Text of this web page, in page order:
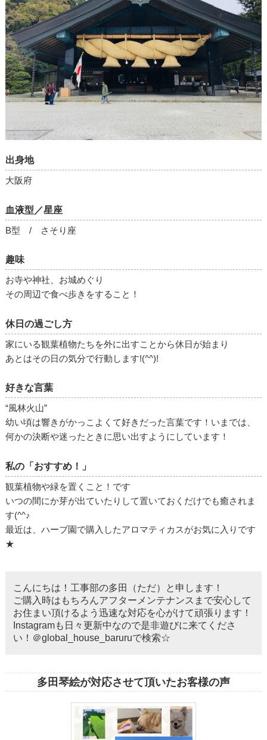
出身地
大阪府
血液型／星座
B型 / さそり座
趣味
お寺や神社、お城めぐり
その周辺で食べ歩きをすること！
休日の過ごし方
家にいる観葉植物たちを外に出すことから休日が始まり
あとはその日の気分で行動します!(^^)!
好きな言葉
“風林火山”
幼い頃は響きがかっこよくて好きだった言葉です！いまでは、
何かの決断や迷ったときに思い出すようにしています！
私の「おすすめ！」
観葉植物や緑を置くこと！です
いつの間にか芽が出ていたりして置いておくだけでも癒されま
す(^^♪
最近は、ハーブ園で購入したアロマティカスがお気に入りです
★
こんにちは！工事部の多田（ただ）と申します！
ご購入時はもちろんアフターメンテナンスまで安心して
お住まい頂けるよう迅速な対応を心がけて頑張ります！
Instagramも日々更新中なので是非遊びに来てくださ
い！＠global_house_baruruで検索☆
多田琴絵が対応させて頂いたお客様の声